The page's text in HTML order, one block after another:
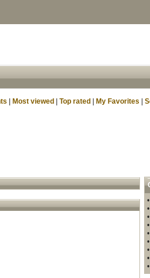
Most viewed Top rated My Favorites
•
•
•
•